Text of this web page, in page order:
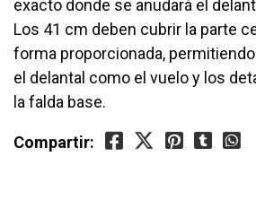
exacto donde se anudará el
Los 41 cm deben cubrir la parte
forma proporcionada,
el delantal como el vuelo y los
la falda base.
Compartir: